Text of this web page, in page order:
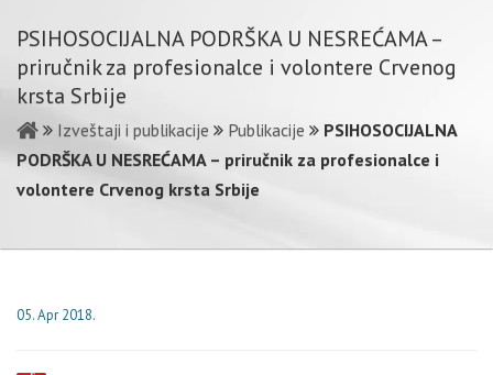
PSIHOSOCIJALNA PODRŠKA U NESREĆAMA –
priručnik za profesionalce i volontere Crvenog
krsta Srbije
Izveštaji i publikacije Publikacije
PSIHOSOCIJALNA
PODRŠKA U NESREĆAMA – priručnik za profesionalce i
volontere Crvenog krsta Srbije
05. Apr 2018.